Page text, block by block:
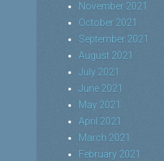
November 2021
October 2021
September 2021
August 2021
July 2021
June 2021
May 2021
April 2021
March 2021
February 2021